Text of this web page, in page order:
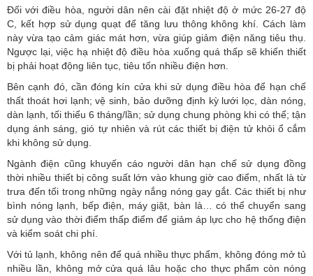
Đối với điều hòa, người dân nên cài đặt nhiệt độ ở mức 26-27 độ
C, kết hợp sử dụng quạt để tăng lưu thông không khí. Cách làm
này vừa tạo cảm giác mát hơn, vừa giúp giảm điện năng tiêu thụ.
Ngược lại, việc hạ nhiệt độ điều hòa xuống quá thấp sẽ khiến thiết
bị phải hoạt động liên tục, tiêu tốn nhiều điện hơn.
Bên cạnh đó, cần đóng kín cửa khi sử dụng điều hòa để hạn chế
thất thoát hơi lạnh; vệ sinh, bảo dưỡng định kỳ lưới lọc, dàn nóng,
dàn lạnh, tối thiểu 6 tháng/lần; sử dụng chung phòng khi có thể; tận
dụng ánh sáng, gió tự nhiên và rút các thiết bị điện tử khỏi ổ cắm
khi không sử dụng.
Ngành điện cũng khuyến cáo người dân hạn chế sử dụng đồng
thời nhiều thiết bị công suất lớn vào khung giờ cao điểm, nhất là từ
trưa đến tối trong những ngày nắng nóng gay gắt. Các thiết bị như
bình nóng lạnh, bếp điện, máy giặt, bàn là… có thể chuyển sang
sử dụng vào thời điểm thấp điểm để giảm áp lực cho hệ thống điện
và kiểm soát chi phí.
Với tủ lạnh, không nên để quá nhiều thực phẩm, không đóng mở tủ
nhiều lần, không mở cửa quá lâu hoặc cho thực phẩm còn nóng